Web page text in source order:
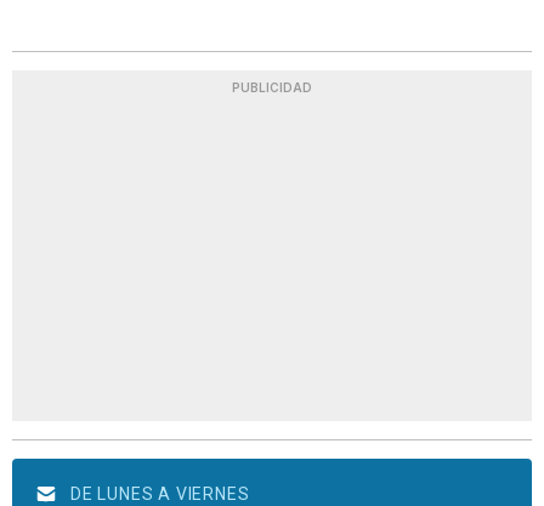
PUBLICIDAD
DE LUNES A VIERNES